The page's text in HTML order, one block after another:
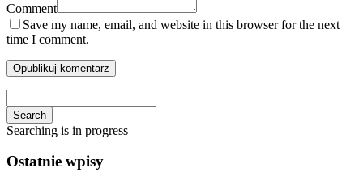
Comment
Save my name, email, and website in this browser for the next
time I comment.
Search
Searching is in progress
Ostatnie wpisy